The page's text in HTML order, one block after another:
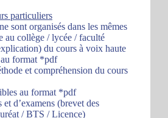
particuliers
sont organisés dans les mêmes
au collège / lycée / faculté
du cours à voix haute
format *pdf
et compréhension du cours
au format *pdf
d’examens (brevet des
/ BTS / Licence)